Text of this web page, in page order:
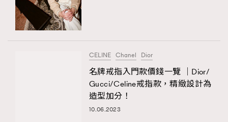
CELINE Chanel Dior
名牌戒指入門款價錢一覽 ｜Dior/
Gucci/Celine戒指款，精緻設計為
造型加分！
10.06.2023